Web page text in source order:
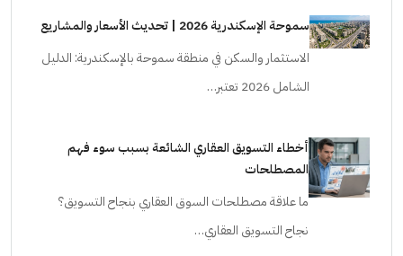
سموحة الإسكندرية 2026 | تحديث الأسعار والمشاريع
الاستثمار والسكن في منطقة سموحة بالإسكندرية: الدليل
الشامل 2026 تعتبر…
أخطاء التسويق العقاري الشائعة بسبب سوء فهم
المصطلحات
ما علاقة مصطلحات السوق العقاري بنجاح التسويق؟
نجاح التسويق العقاري…